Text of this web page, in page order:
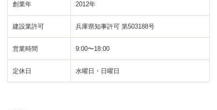
創業年 2012年
建設業許可 兵庫県知事許可 第503188号
営業時間 9:00〜18:00
定休日 水曜日・日曜日